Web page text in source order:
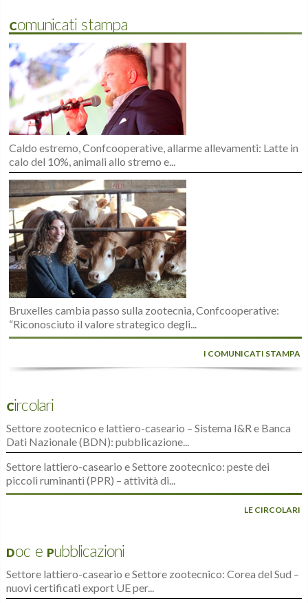
Comunicati stampa
Caldo estremo, Confcooperative, allarme allevamenti: Latte in
calo del 10%, animali allo stremo e...
Bruxelles cambia passo sulla zootecnia, Confcooperative:
“Riconosciuto il valore strategico degli...
I COMUNICATI STAMPA
Circolari
Settore zootecnico e lattiero-caseario – Sistema I&R e Banca
Dati Nazionale (BDN): pubblicazione...
Settore lattiero-caseario e Settore zootecnico: peste dei
piccoli ruminanti (PPR) – attività di...
LE CIRCOLARI
Doc e Pubblicazioni
Settore lattiero-caseario e Settore zootecnico: Corea del Sud –
nuovi certificati export UE per...